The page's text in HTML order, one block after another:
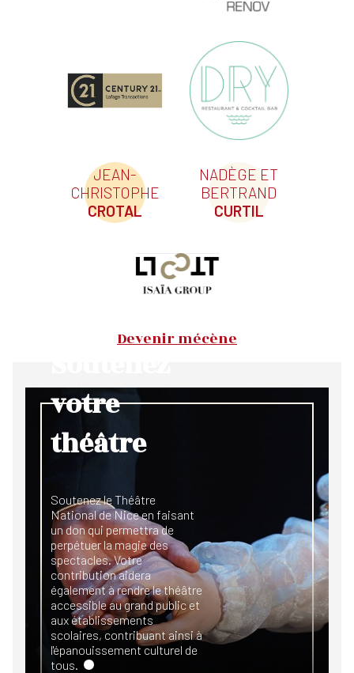
JEAN-
CHRISTOPHE
CROTAL
NADÈGE ET
BERTRAND
CURTIL
Devenir mécène
votre
théâtre
Soutenez le Théâtre
National de Nice en faisant
un don qui permettra de
perpétuer la magie des
spectacles. Votre
contribution aidera
également à rendre le théâtre
accessible au grand public et
aux établissements
scolaires, contribuant ainsi à
l'épanouissement culturel de
tous.